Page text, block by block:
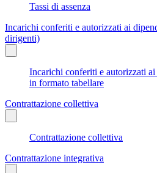
Tassi di assenza
Incarichi conferiti e autorizzati ai
dirigenti)
Incarichi conferiti e autorizzati
in formato tabellare
Contrattazione collettiva
Contrattazione collettiva
Contrattazione integrativa